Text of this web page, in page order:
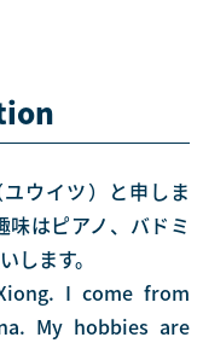
ウイツ）と申しま
味はピアノ、バドミ
します。
I come from
My hobbies are